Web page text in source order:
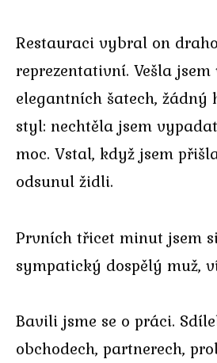
Restauraci vybral on
reprezentativní. Vešla
elegantních šatech, žádný
styl: nechtěla jsem
moc. Vstal, když jsem
odsunul židli.
Prvních třicet minut jsem
sympatický dospělý muž,
Bavili jsme se o práci.
obchodech, partnerech,